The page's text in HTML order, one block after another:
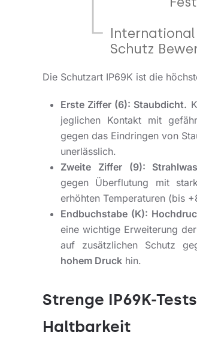
Die Schutzart IP69K ist die
Erste Ziffer (6): Staubdicht.
jeglichen Kontakt mit
gegen das Eindringen von
unerlässlich.
Zweite Ziffer (9):
gegen Überflutung mit
erhöhten Temperaturen (bis
Endbuchstabe (K):
eine wichtige Erweiterung
auf zusätzlichen Schutz
hohem Druck hin.
Strenge IP69K-
Haltbarkeit